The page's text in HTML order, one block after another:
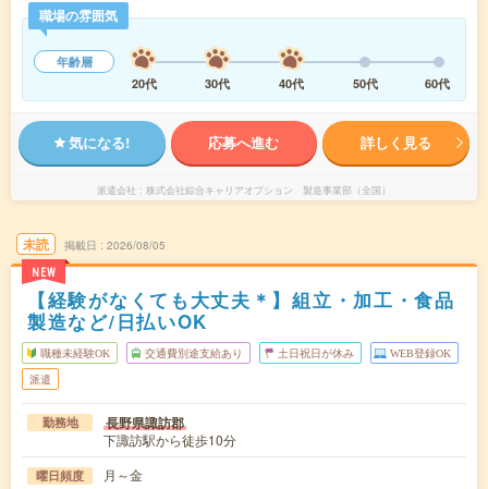
職場の雰囲気
年齢層
20代
30代 40代 50代 60代
気になる! 応募へ進む 詳しく見る
派遣会社 株式会社綜合キャリアオプション 製造事業部（全国）
未読
NEW
掲載日 2026/08/05
【経験がなくても大丈夫＊】組立・加工・食品
製造など/日払いOK
職種未経験OK 交通費別途支給あり 土日祝日が休み WEB登録OK
派遣
勤務地 長野県諏訪郡
下諏訪駅から徒歩10分
曜日頻度 月～金